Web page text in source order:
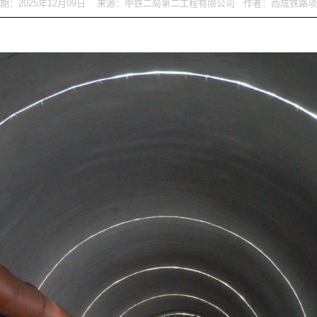
：2025年12月09日 来源：中铁二局第二工程有限公司 作者：西成铁路